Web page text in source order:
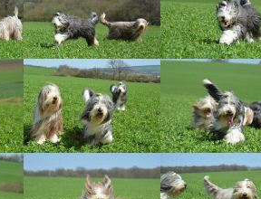
Vrh „L“
Vrh „K“
Vrh „J“
Vrh „I“
Vrh „H“ – externí vrh
Jon Snow
Iowerth
Fercart Cidaris